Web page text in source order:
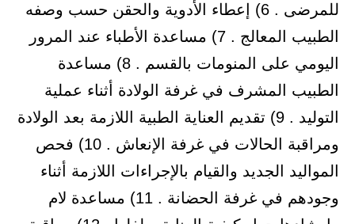
للمرضى . 6) إعطاء الأدوية والحقن حسب وصفه
الطبيب المعالج . 7) مساعدة الأطباء عند المرور
اليومي على المنومات بالقسم . 8) مساعدة
الطبيب المشرف في غرفة الولادة أثناء عملية
التوليد . 9) تقديم العناية الطبية اللازمة بعد الولادة
ومراقبة الحالات في غرفة الإنعاش . 10) فحص
المواليد الجديد والقيام بالإجراءات اللازمة أثناء
وجودهم في غرفة الحضانة . 11) مساعدة لام